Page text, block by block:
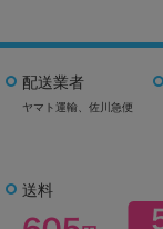
配送業者
ヤマト運輸、佐川急便
送料